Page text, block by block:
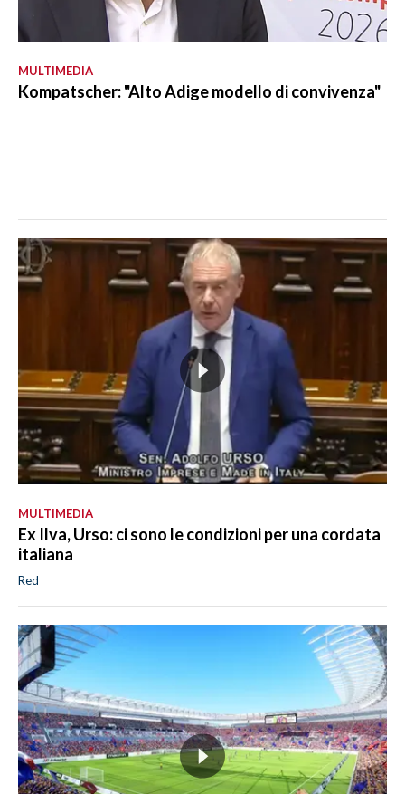
MULTIMEDIA
Kompatscher: "Alto Adige modello di convivenza"
MULTIMEDIA
Ex Ilva, Urso: ci sono le condizioni per una cordata
italiana
Red